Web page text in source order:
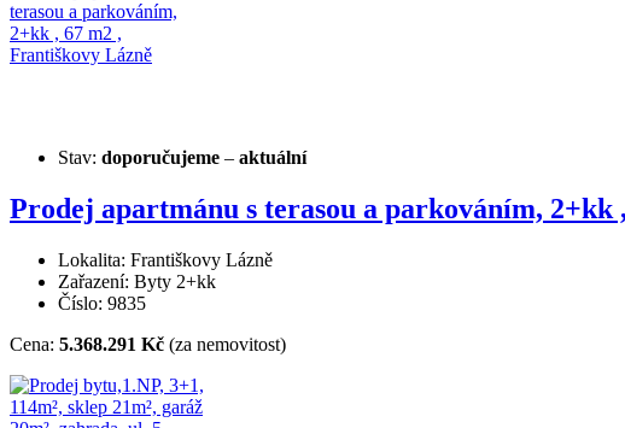
Stav: doporučujeme – aktuální
Prodej apartmánu s terasou a parkováním, 2+kk
Lokalita: Františkovy Lázně
Zařazení: Byty 2+kk
Číslo: 9835
Cena: 5.368.291 Kč (za nemovitost)